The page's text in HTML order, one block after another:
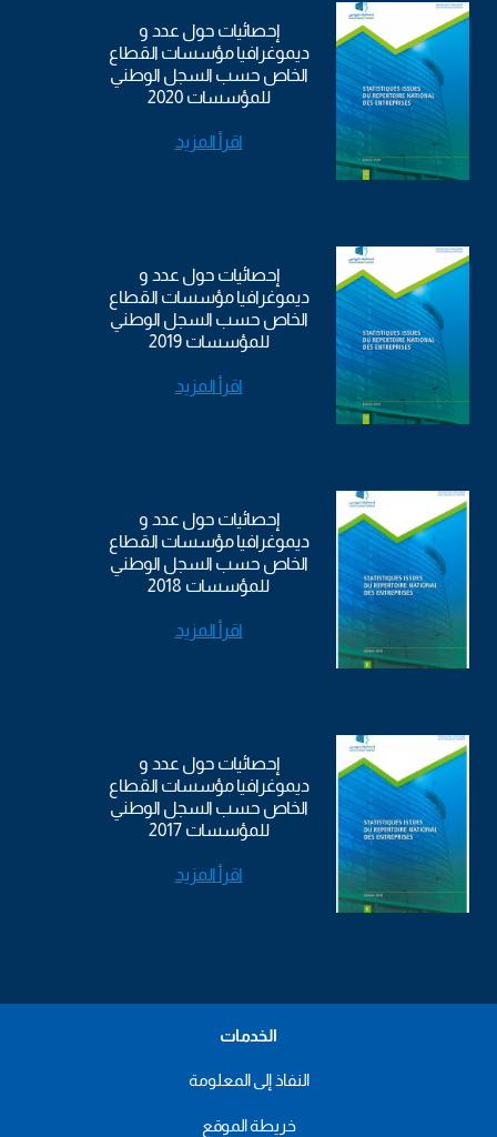
إحصائيات حول عدد و
ديموغرافيا مؤسسات القطاع
الخاص حسب السجل الوطني
للمؤسسات 2020
اقرأ المزيد
إحصائيات حول عدد و
ديموغرافيا مؤسسات القطاع
الخاص حسب السجل الوطني
للمؤسسات 2019
اقرأ المزيد
إحصائيات حول عدد و
ديموغرافيا مؤسسات القطاع
الخاص حسب السجل الوطني
للمؤسسات 2018
اقرأ المزيد
إحصائيات حول عدد و
ديموغرافيا مؤسسات القطاع
الخاص حسب السجل الوطني
للمؤسسات 2017
اقرأ المزيد
الخدمات
النفاذ إلى المعلومة
خريطة الموقع